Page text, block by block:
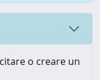
o creare un